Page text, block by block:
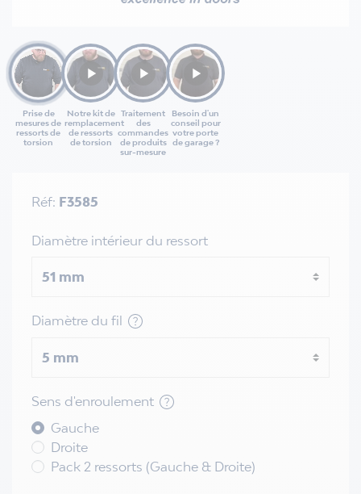
Prise de
mesures de
ressorts de
torsion
Notre kit de
remplacement
de ressorts
de torsion
Traitement
des
commandes
de produits
sur-mesure
Besoin d'un
conseil pour
votre porte
de garage ?
Réf: F3585
Diamètre intérieur du ressort
Diamètre du fil
Sens d'enroulement
Gauche
Droite
Pack 2 ressorts (Gauche & Droite)